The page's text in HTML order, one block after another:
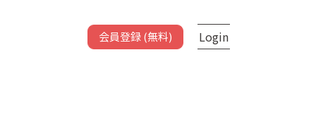
会員登録 (無料) Login